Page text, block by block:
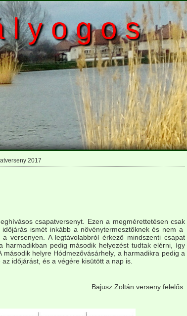
l y o g o s
2017
csapatversenyt. Ezen a megmérettetésen csak
ismét inkább a növénytermesztőknek és nem a
versenyen. A legtávolabbról érkező mindszenti csapat
pedig második helyezést tudtak elérni, így
helyre Hódmezővásárhely, a harmadikra pedig a
időjárást, és a végére kisütött a nap is.
Bajusz Zoltán verseny felelős.